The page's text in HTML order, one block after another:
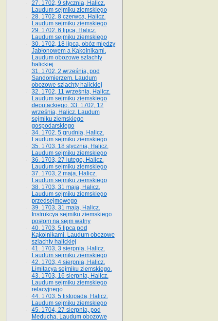
27. 1702, 9 stycznia, Halicz.
Laudum sejmiku ziemskiego
28. 1702, 8 czerwca, Halicz.
Laudum sejmiku ziemskiego
29. 1702, 6 lipca, Halicz.
Laudum sejmiku ziemskiego
30. 1702, 18 lipca, obóz między
Jabłonowem a Kąkolnikami.
Laudum obozowe szlachty
halickiej
31. 1702, 2 września, pod
Sandomierzem. Laudum
obozowe szlachty halickiej
32. 1702, 11 września, Halicz.
Laudum sejmiku ziemskiego
deputackiego. 33. 1702, 12
września, Halicz. Laudum
sejmiku ziemskiego
gospodarskiego
34. 1702, 5 grudnia, Halicz.
Laudum sejmiku ziemskiego
35. 1703, 18 stycznia, Halicz.
Laudum sejmiku ziemskiego
36. 1703, 27 lutego, Halicz.
Laudum sejmiku ziemskiego
37. 1703, 2 maja, Halicz.
Laudum sejmiku ziemskiego
38. 1703, 31 maja, Halicz.
Laudum sejmiku ziemskiego
przedsejmowego
39. 1703, 31 maja, Halicz.
Instrukcya sejmiku ziemskiego
posłom na sejm walny
40. 1703, 5 lipca pod
Kąkolnikami. Laudum obozowe
szlachty halickiej
41­. 1703, 3 sierpnia, Halicz.
Laudum sejmiku ziemskiego
42. 1703, 4 sierpnia, Halicz.
Limitacya sejmiku ziemskiego.
43. 1703, 16 sierpnia, Halicz.
Laudum sejmiku ziemskiego
relacyjnego
44. 1703, 5 listopada, Halicz.
Laudum sejmiku ziemskiego
45. 1704, 27 sierpnia, pod
Meduchą. Laudum obozowe